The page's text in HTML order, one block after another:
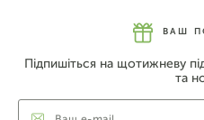
ВАШ
Підпишіться на щотижневу
та